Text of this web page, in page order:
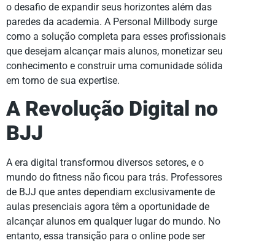
o desafio de expandir seus horizontes além das
paredes da academia. A Personal Millbody surge
como a solução completa para esses profissionais
que desejam alcançar mais alunos, monetizar seu
conhecimento e construir uma comunidade sólida
em torno de sua expertise.
A Revolução Digital no
BJJ
A era digital transformou diversos setores, e o
mundo do fitness não ficou para trás. Professores
de BJJ que antes dependiam exclusivamente de
aulas presenciais agora têm a oportunidade de
alcançar alunos em qualquer lugar do mundo. No
entanto, essa transição para o online pode ser